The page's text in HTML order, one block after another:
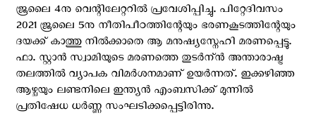
ജൂലൈ 4നു വെന്റിലേറ്ററില്‍ പ്രവേശിപ്പിച്ചു. പിറ്റേദിവസം
2021 ജൂലൈ 5നു നീതിപീഠത്തിന്റേയും ഭരണകൂടത്തിന്റേയും
ദയക്ക് കാത്തു നില്‍ക്കാതെ ആ മനുഷ്യസ്നേഹി മരണപ്പെട്ടു.
ഫാ. സ്റ്റാന്‍ സ്വാമിയുടെ മരണത്തെ തുടര്‍ന്ന്‍ അന്താരാഷ്ട്ര
തലത്തില്‍ വ്യാപക വിമര്‍ശനമാണ് ഉയര്‍ന്നത്. ഇക്കഴിഞ്ഞ
ആഴ്ചയും ലണ്ടനിലെ ഇന്ത്യന്‍ എംബസിക്ക് മുന്നില്‍
പ്രതിഷേധ ധര്‍ണ്ണ സംഘടിക്കപ്പെട്ടിരിന്നു.